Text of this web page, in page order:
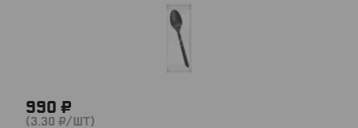
990 ₽
(3.30 ₽/ШТ)